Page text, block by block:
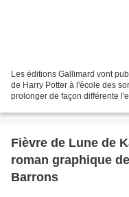
Les éditions Gallimard vont
de Harry Potter à l'école des
prolonger de façon différente
Fièvre de Lune de
roman graphique
Barrons